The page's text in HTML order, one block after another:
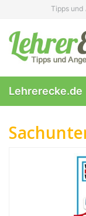
content
Tipps und
Lehrerecke.de